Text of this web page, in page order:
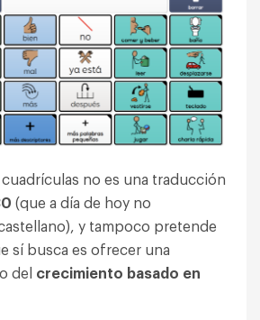
no es una traducción
(que a día de hoy no
y tampoco pretende
sí busca es ofrecer una
del crecimiento basado en